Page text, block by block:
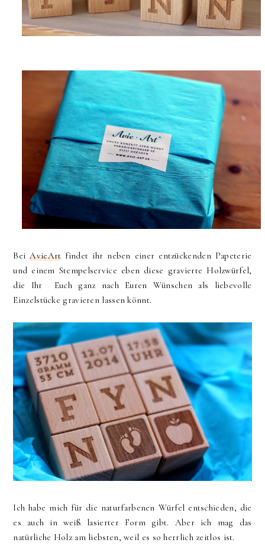
BeiAvieArt findet ihr neben einer entzückenden Papeterie
und einem Stempelservice eben diese gravierte Holzwürfel,
die Ihr Euch ganz nach Euren Wünschen als liebevolle
Einzelstücke gravieren lassen könnt.
Ich habe mich für die naturfarbenen Würfel entschieden, die
es auch in weiß lasierter Form gibt. Aber ich mag das
natürliche Holz am liebsten, weil es so herrlich zeitlos ist.